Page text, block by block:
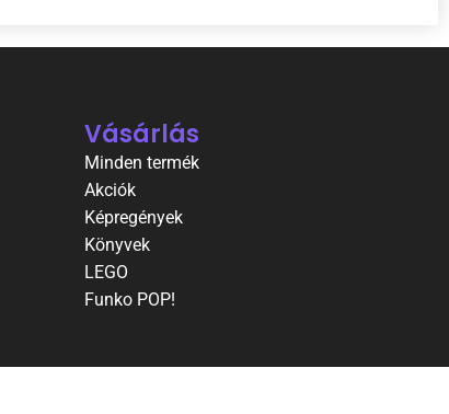
Vásárlás
Minden termék
Akciók
Képregények
Könyvek
LEGO
Funko POP!